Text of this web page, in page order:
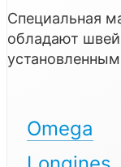
Специальная
обладают
Omega